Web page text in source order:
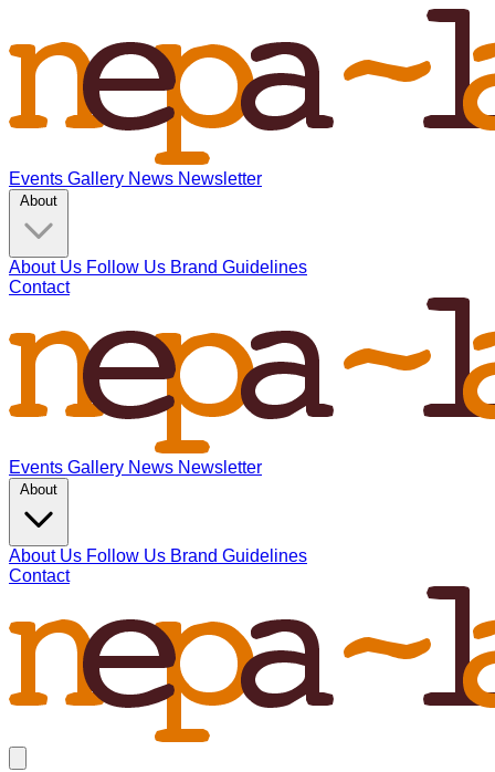
Events Gallery News Newsletter
About Us Follow Us Brand Guidelines
Contact
Events Gallery News Newsletter
About Us Follow Us Brand Guidelines
Contact